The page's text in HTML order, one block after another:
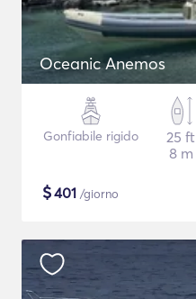
Oceanic Anemos
Gonfiabile rigido
25 ft
8 m
$401 /giorno